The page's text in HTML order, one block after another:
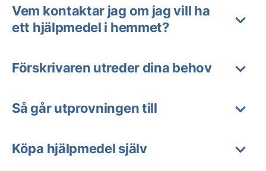
Vem kontaktar jag om jag vill ha
ett hjälpmedel i hemmet?
Förskrivaren utreder dina behov
Så går utprovningen till
Köpa hjälpmedel själv